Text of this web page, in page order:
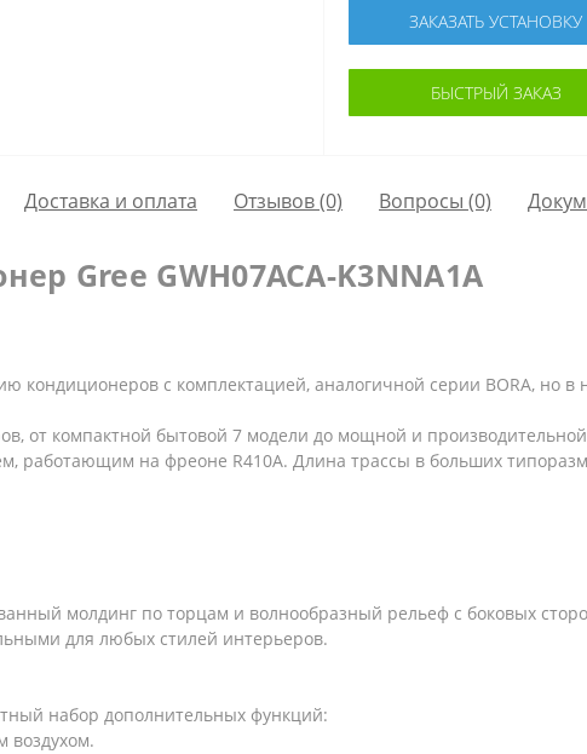
ЗАКАЗАТЬ УСТАНОВКУ
БЫСТРЫЙ ЗАКАЗ
Доставка и оплата Отзывов (0) Вопросы (0)
Gree GWH07ACA-K3NNA1A
кондиционеров с комплектацией, аналогичной серии BORA, но в
от компактной бытовой 7 модели до мощной и
работающим на фреоне R410A. Длина трассы в больших
молдинг по торцам и волнообразный рельеф с боковых
для любых стилей интерьеров.
набор дополнительных функций:
воздухом.